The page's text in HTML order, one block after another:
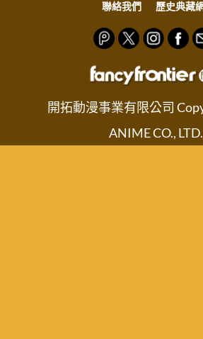
聯絡我們 歷史典藏
開拓動漫事業有限公司
ANIME CO.,